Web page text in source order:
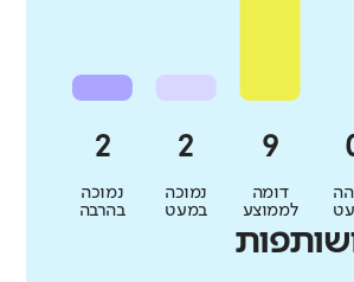
דומה
לממוצע
נמוכה
במעט
נמוכה
בהרבה